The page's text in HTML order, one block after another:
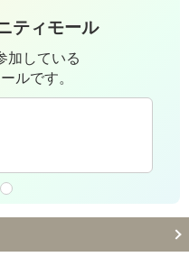
ティモール
加している
ルです。